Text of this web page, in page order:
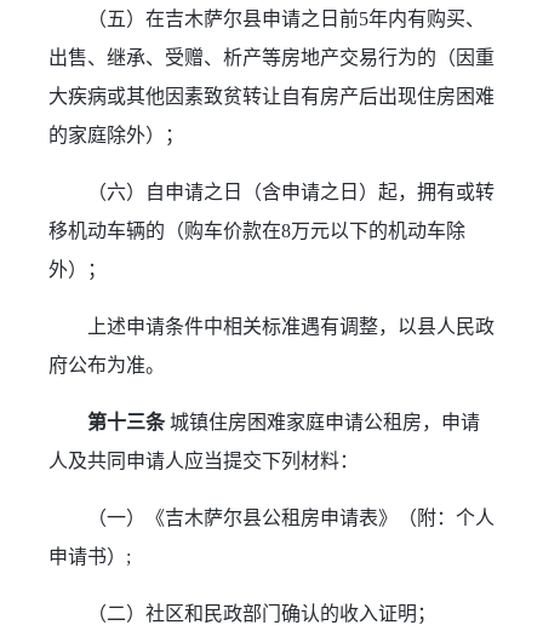
（五）在吉木萨尔县申请之日前5年内有购买、
出售、继承、受赠、析产等房地产交易行为的（因重
大疾病或其他因素致贫转让自有房产后出现住房困难
的家庭除外）；
（六）自申请之日（含申请之日）起，拥有或转
移机动车辆的（购车价款在8万元以下的机动车除
外）；
上述申请条件中相关标准遇有调整，以县人民政
府公布为准。
第十三条 城镇住房困难家庭申请公租房，申请
人及共同申请人应当提交下列材料：
（一）《吉木萨尔县公租房申请表》（附：个人
申请书）;
（二）社区和民政部门确认的收入证明；